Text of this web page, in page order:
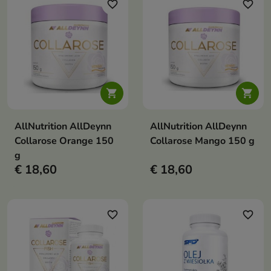

favorite_border
AllNutrition AllDeynn
Collarose Orange 150
g
€ 18,60

favorite_border
AllNutrition AllDeynn
Collarose Mango 150 g
€ 18,60
favorite_border favorite_border